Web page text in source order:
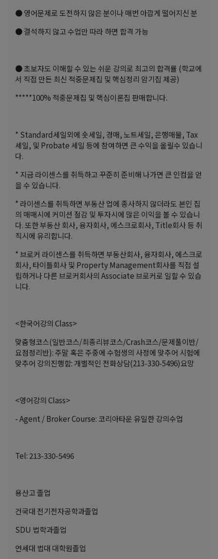
● 영어문제로 도전하지 않은 분이나 매번 아깝게 떨어지신 분
● 결석하지 않고 수업만 따라 하면 합격 가능
● 초보자도 이해할 수 있는 쉬운 강의로 최고의 합격률 (학교에
서 직접 만든 최신 적중문제집 및 핵심정리 암기집 제공)
*****100% 적중문제집 및 핵심이론집 판매합니다.
* Standard세일외에 숏세일, 경매, 노트세일, 은행매물, Tax
세일, 및 Probate 세일 등에 참여하면 큰 수익을 올릴수 있습니
다.
* 지금 라이센스를 취득하고 꾸준히 준비해 나가면 큰 인컴을 얻
을 수 있습니다.
* 라이센스를 취득하면 부동산 업에 종사하지 않더라도 본인 집
의 매매시에 커미션 절감 및 투자시에 많은 이익을 볼 수 있습니
다. 또한 부동산 회사, 융자회사, 에스크로회사, Title회사 등 취
직시에 유리합니다.
* 브로커 라이센스를 취득하면 부동산회사, 융자회사, 에스크로
회사, 타이틀회사 및 Property Management회사를 직접 설
립하거나 다른 브로커회사의 Associate 브로커로 일할 수 있습
니다.
<한국어강의 Class>
맞춤형코스(일반코스/최종리뷰코스/Crash코스/문제풀이반/
요점정리반): 주말 혹은 주중에 수험생의 사정에 맞추어 시험에
맞추어 강의진행함: 개별적인 전화상담(213-330-5496)요망
<영어강의 Class>
- Agent / Broker Course: 코리아타운 유일한 강의수업
Tel: 213-330-5496
용산고 졸업
건국대 전기전자공학과졸업
SDU 법학과졸업
연세대 법대 대학원졸업